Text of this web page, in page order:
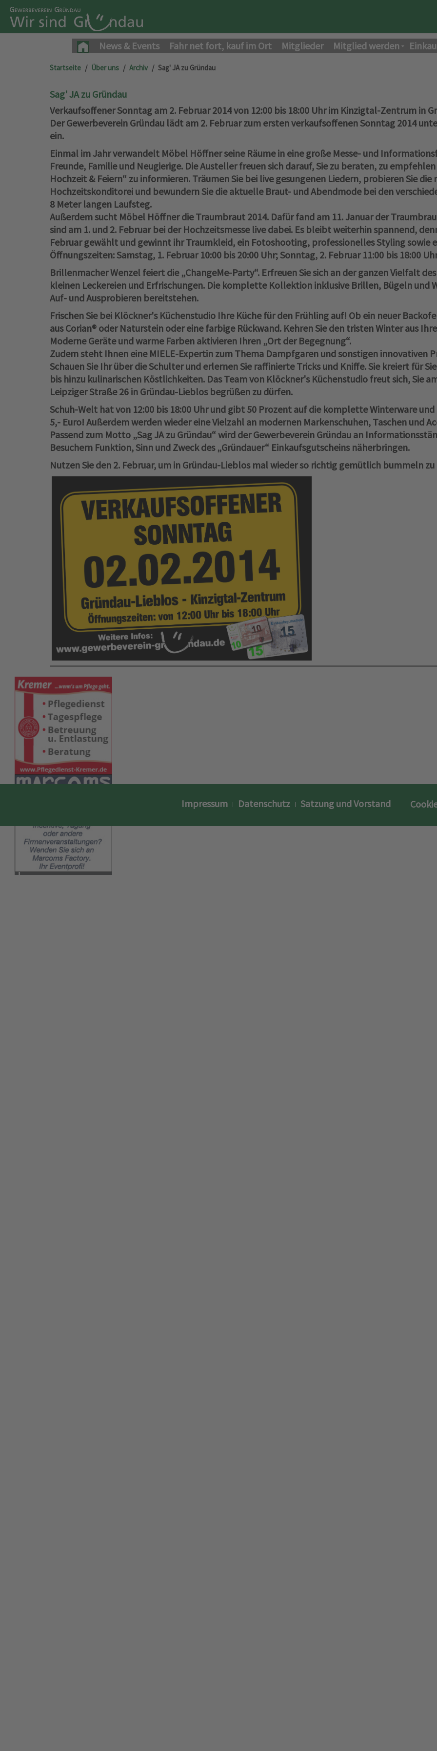
News & Events Fahr net fort, kauf im Ort Mitglieder Mitglied werden
Startseite Über uns Archiv Sag' JA zu Gründau
Sag' JA zu Gründau
Verkaufsoffener Sonntag am 2. Februar 2014 von 12:00 bis 18:00 Uhr im Kinzigtal-Zentrum in
Der Gewerbeverein Gründau lädt am 2. Februar zum ersten verkaufsoffenen Sonntag 2014
ein.
Einmal im Jahr verwandelt Möbel Höffnerseine Räume in eine große Messe- und
Freunde, Familie und Neugierige. Die Austeller freuen sich darauf, Sie zu beraten, zu
Hochzeit & Feiern“ zu informieren. Träumen Sie bei live gesungenen Liedern, probieren Sie die
Hochzeitskonditorei und bewundern Sie die aktuelle Braut- und Abendmode bei den
8 Meter langen Laufsteg.
Außerdem sucht Möbel Höffner die Traumbraut 2014. Dafür fand am 11. Januar der
sind am 1. und 2. Februar bei der Hochzeitsmesse live dabei. Es bleibt weiterhin spannend,
Februar gewählt und gewinnt ihr Traumkleid, ein Fotoshooting, professionelles Styling sowie
Öffnungszeiten: Samstag, 1. Februar 10:00 bis 20:00 Uhr; Sonntag, 2. Februar 11:00 bis 18:00
Brillenmacher Wenzel feiert die „ChangeMe-Party“. Erfreuen Sie sich an der ganzen Vielfalt
kleinen Leckereien und Erfrischungen. Die komplette Kollektion inklusive Brillen, Bügeln und
Auf- und Ausprobieren bereitstehen.
Frischen Sie bei Klöckner's Küchenstudio Ihre Küche für den Frühling auf! Ob ein neuer
aus Corian® oder Naturstein oder eine farbige Rückwand. Kehren Sie den tristen Winter aus
Moderne Geräte und warme Farben aktivieren Ihren „Ort der Begegnung“.
Zudem steht Ihnen eine MIELE-Expertin zum Thema Dampfgaren und sonstigen innovativen
Schauen Sie Ihr über die Schulter und erlernen Sie raffinierte Tricks und Kniffe. Sie kreiert für
bis hinzu kulinarischen Köstlichkeiten. Das Team von Klöckner's Küchenstudio freut sich, Sie
Leipziger Straße 26 in Gründau-Lieblos begrüßen zu dürfen.
Schuh-Welt hat von 12:00 bis 18:00 Uhr und gibt 50 Prozent auf die komplette Winterware
5,- Euro! Außerdem werden wieder eine Vielzahl an modernen Markenschuhen, Taschen und
Passend zum Motto „Sag JA zu Gründau“ wird der Gewerbeverein Gründau an
Besuchern Funktion, Sinn und Zweck des „Gründauer“ Einkaufsgutscheins näherbringen.
Nutzen Sie den 2. Februar, um in Gründau-Lieblos mal wieder so richtig gemütlich bummeln zu
Impressum Datenschutz Satzung und Vorstand